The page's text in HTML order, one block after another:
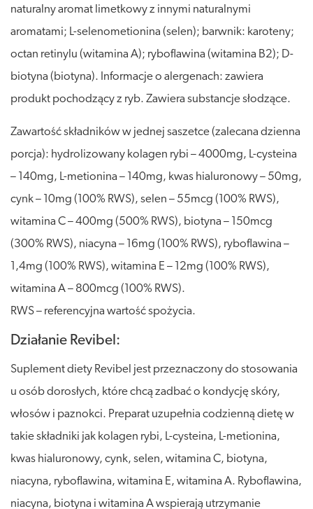
naturalny aromat limetkowy z innymi naturalnymi
aromatami; L-selenometionina (selen); barwnik: karoteny;
octan retinylu (witamina A); ryboflawina (witamina B2); D-
biotyna (biotyna). Informacje o alergenach: zawiera
produkt pochodzący z ryb. Zawiera substancje słodzące.
Zawartość składników w jednej saszetce (zalecana dzienna
porcja): hydrolizowany kolagen rybi – 4000mg, L-cysteina
– 140mg, L-metionina – 140mg, kwas hialuronowy – 50mg,
cynk – 10mg (100% RWS), selen – 55mcg (100% RWS),
witamina C – 400mg (500% RWS), biotyna – 150mcg
(300% RWS), niacyna – 16mg (100% RWS), ryboflawina –
1,4mg (100% RWS), witamina E – 12mg (100% RWS),
witamina A – 800mcg (100% RWS).
RWS – referencyjna wartość spożycia.
Działanie Revibel:
Suplement diety Revibel jest przeznaczony do stosowania
u osób dorosłych, które chcą zadbać o kondycję skóry,
włosów i paznokci. Preparat uzupełnia codzienną dietę w
takie składniki jak kolagen rybi, L-cysteina, L-metionina,
kwas hialuronowy, cynk, selen, witamina C, biotyna,
niacyna, ryboflawina, witamina E, witamina A. Ryboflawina,
niacyna, biotyna i witamina A wspierają utrzymanie